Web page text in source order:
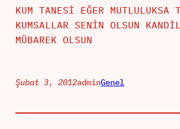
KUM TANESİ EĞER MUTLULUKSA
KUMSALLAR SENİN OLSUN
MÜBAREK OLSUN
Şubat 3, 2012adminGenel